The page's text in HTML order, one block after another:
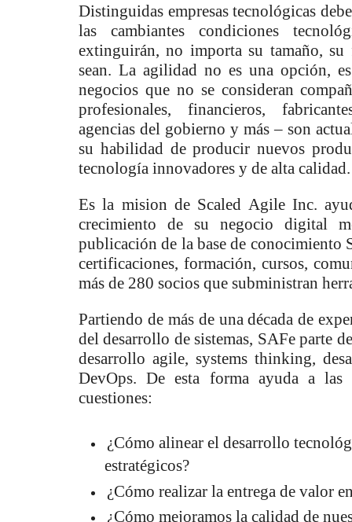
Distinguidas empresas tecnológicas
las cambiantes condiciones
extinguirán, no importa su tamaño,
sean. La agilidad no es una opción,
negocios que no se consideran
profesionales, financieros,
agencias del gobierno y más – son
su habilidad de producir nuevos
tecnología innovadores y de alta calidad.
Es la mision de Scaled Agile Inc.
crecimiento de su negocio digital
publicación de la base de conocimiento
certificaciones, formación, cursos,
más de 280 socios que subministran
Partiendo de más de una década de
del desarrollo de sistemas, SAFe parte
desarrollo agile, systems thinking,
DevOps. De esta forma ayuda a las
cuestiones:
¿Cómo alinear el desarrollo
estratégicos?
¿Cómo realizar la entrega de valor
¿Cómo mejoramos la calidad de